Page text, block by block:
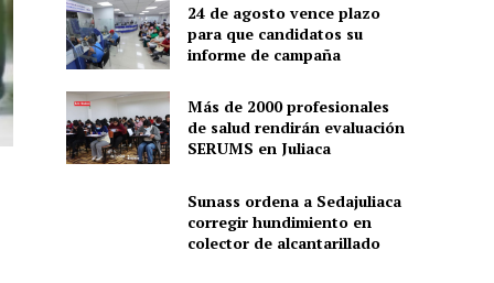
24 de agosto vence plazo
para que candidatos su
informe de campaña
Más de 2000 profesionales
de salud rendirán evaluación
SERUMS en Juliaca
Sunass ordena a Sedajuliaca
corregir hundimiento en
colector de alcantarillado